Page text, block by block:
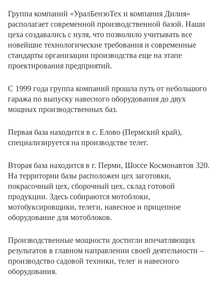
Группа компаний «УралБензоТех и компания Дилия»
располагает современной производственной базой. Наши
цеха создавались с нуля, что позволило учитывать все
новейшие технологические требования и современные
стандарты организации производства еще на этапе
проектирования предприятий.
С 1999 года группа компаний прошла путь от небольшого
гаража по выпуску навесного оборудования до двух
мощных производственных баз.
Первая база находится в с. Елово (Пермский край),
специализируется на производстве телег.
Вторая база находится в г. Перми, Шоссе Космонавтов 320.
На территории базы расположен цех заготовки,
покрасочный цех, сборочный цех, склад готовой
продукции. Здесь собираются мотоблоки,
мотобуксировщики, телеги, навесное и прицепное
оборудование для мотоблоков.
Производственные мощности достигли впечатляющих
результатов в главном направлении своей деятельности –
производство садовой техники, телег и навесного
оборудования.